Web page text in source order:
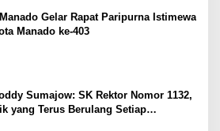
Manado Gelar Rapat Paripurna Istimewa
Manado ke-403
Sumajow: SK Rektor Nomor 1132,
yang Terus Berulang Setiap